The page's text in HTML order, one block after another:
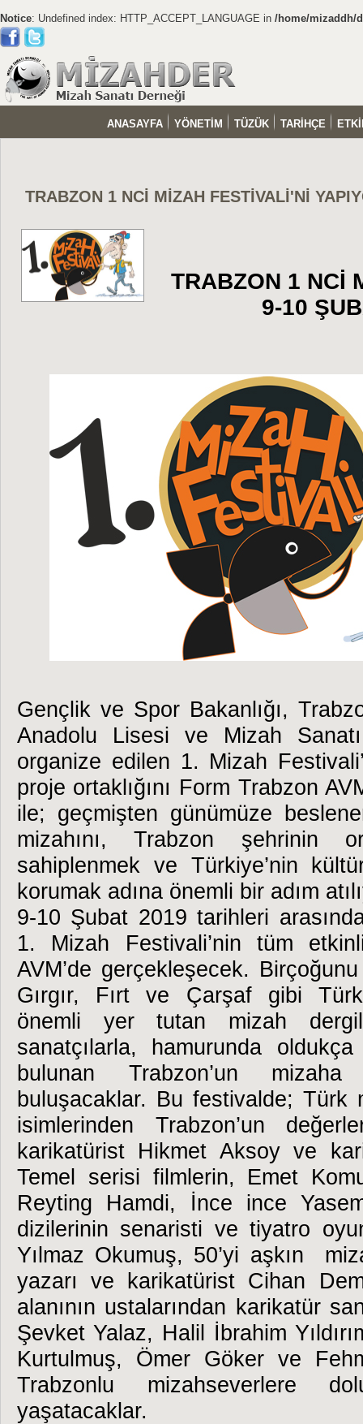
Notice: Undefined index: HTTP_ACCEPT_LANGUAGE in /home/mizaddh/
ANASAYFA YÖNETİM TÜZÜK TARİHÇE
TRABZON 1 NCİ MİZAH FESTİVALİ'Nİ
TRABZON 1 NCİ
9-10
Gençlik ve Spor Bakanlığı,
Anadolu Lisesi ve Mizah
organize edilen 1. Mizah
proje ortaklığını Form Trabzon
ile; geçmişten günümüze
mizahını, Trabzon şehrinin
sahiplenmek ve Türkiye’nin
korumak adına önemli bir adım
9-10 Şubat 2019 tarihleri
1. Mizah Festivali’nin tüm
AVM’de gerçekleşecek.
Gırgır, Fırt ve Çarşaf gibi
önemli yer tutan mizah
sanatçılarla, hamurunda
bulunan Trabzon’un
buluşacaklar. Bu festivalde; Türk
isimlerinden Trabzon’un
karikatürist Hikmet Aksoy ve
Temel serisi filmlerin, Emet
Reyting Hamdi, İnce ince
dizilerinin senaristi ve tiyatro
Yılmaz Okumuş, 50’yi aşkın
yazarı ve karikatürist Cihan
alanının ustalarından karikatür
Şevket Yalaz, Halil İbrahim
Kurtulmuş, Ömer Göker ve
Trabzonlu mizahseverlere
yaşatacaklar.